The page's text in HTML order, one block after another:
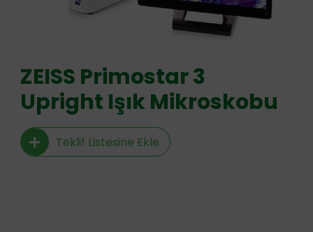
ZEISS Primostar 3
Upright Işık Mikroskobu
Teklif Listesine Ekle